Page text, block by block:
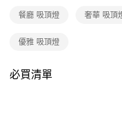
購買商品的店家。未經商家同意
是否繳費成功／繳費後需取消欲
【注意事項】
餐廳 吸頂燈 奢華 吸頂
優雅 吸頂燈
必買清單